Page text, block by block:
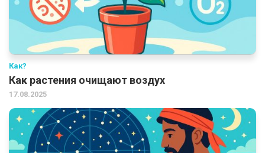
Как?
Как растения очищают воздух
17.08.2025